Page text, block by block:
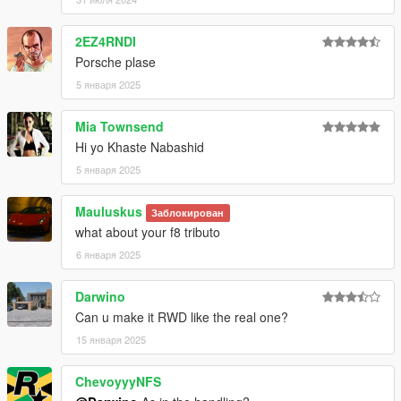
2EZ4RNDI
Porsche plase
5 января 2025
Mia Townsend
Hi yo Khaste Nabashid
5 января 2025
Mauluskus Заблокирован
what about your f8 tributo
6 января 2025
Darwino
Can u make it RWD like the real one?
15 января 2025
ChevoyyyNFS